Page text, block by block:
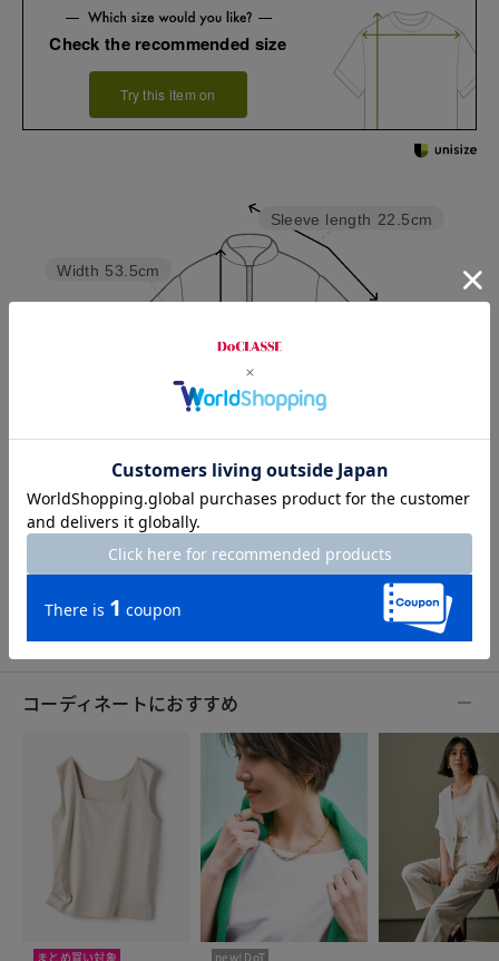
Check the recommended size
Try this item on
Sleeve length 22.5cm
Length 77cm
Width 53.5cm
7号 15号
コーディネートにおすすめ
まとめ買い対象
new! DoT